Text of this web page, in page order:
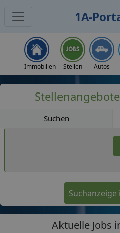
1A-
Immobilien Stellen Autos
Suchen
Aktuelle Jobs